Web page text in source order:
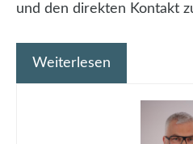
und den direkten Kontakt
Weiterlesen